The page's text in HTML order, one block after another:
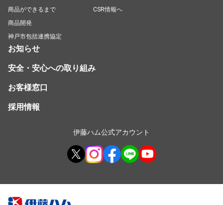
商品ができるまで
商品開発
神戸市包括連携協定
CSR情報へ
お知らせ
安全・安心への取り組み
お客様窓口
採用情報
伊藤ハム公式アカウント